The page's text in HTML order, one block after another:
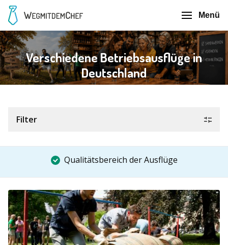
Menü
Verschiedene Betriebsausflüge in
Deutschland
Filter
Qualitätsbereich der Ausflüge